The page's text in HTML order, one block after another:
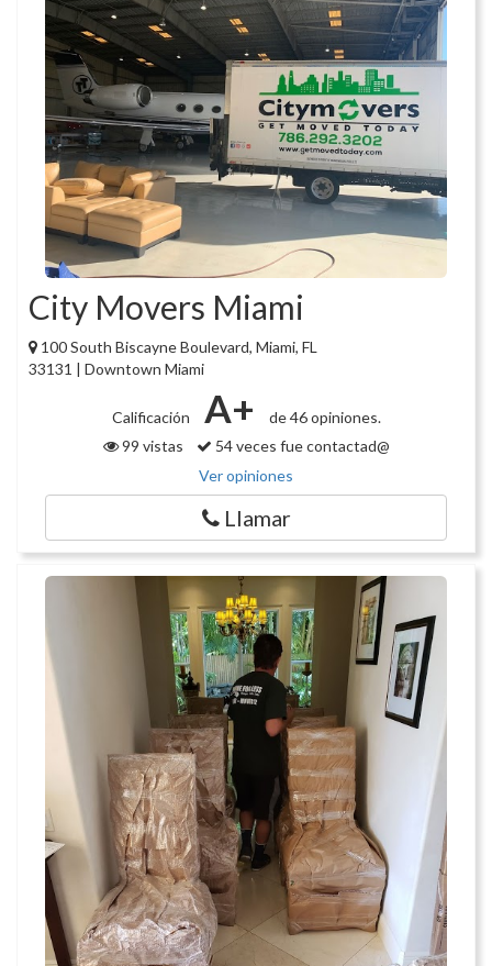
City Movers Miami
100 South Biscayne Boulevard, Miami, FL
33131 | Downtown Miami
Calificación A+
de 46 opiniones.
99 vistas
54 veces fue contactad@
Ver opiniones
Llamar